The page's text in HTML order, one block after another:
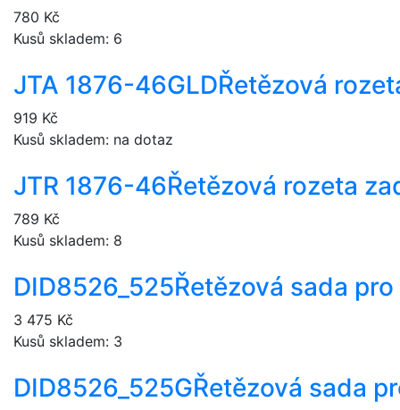
780 Kč
Kusů skladem: 6
JTA 1876-46GLDŘetězová
919 Kč
Kusů skladem: na dotaz
JTR 1876-46Řetězová rozeta
789 Kč
Kusů skladem: 8
DID8526_525Řetězová sada
3 475 Kč
Kusů skladem: 3
DID8526_525GŘetězová sada